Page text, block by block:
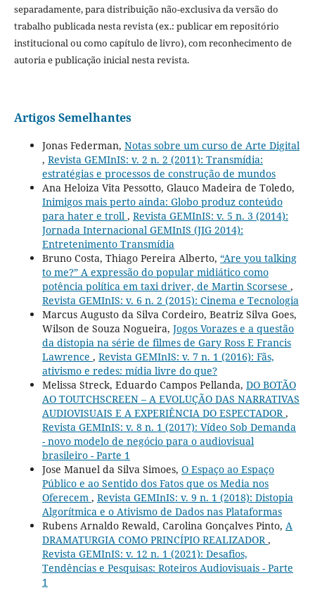
separadamente, para distribuição não-exclusiva da versão do
trabalho publicada nesta revista (ex.: publicar em repositório
institucional ou como capítulo de livro), com reconhecimento de
autoria e publicação inicial nesta revista.
Artigos Semelhantes
Jonas Federman, Notas sobre um curso de Arte Digital
, Revista GEMInIS: v. 2 n. 2 (2011): Transmídia:
estratégias e processos de construção de mundos
Ana Heloiza Vita Pessotto, Glauco Madeira de Toledo,
Inimigos mais perto ainda: Globo produz conteúdo
para hater e troll , Revista GEMInIS: v. 5 n. 3 (2014):
Jornada Internacional GEMInIS (JIG 2014):
Entretenimento Transmídia
Bruno Costa, Thiago Pereira Alberto, “Are you talking
to me?” A expressão do popular midiático como
potência política em taxi driver, de Martin Scorsese ,
Revista GEMInIS: v. 6 n. 2 (2015): Cinema e Tecnologia
Marcus Augusto da Silva Cordeiro, Beatriz Silva Goes,
Wilson de Souza Nogueira, Jogos Vorazes e a questão
da distopia na série de filmes de Gary Ross E Francis
Lawrence , Revista GEMInIS: v. 7 n. 1 (2016): Fãs,
ativismo e redes: mídia livre do que?
Melissa Streck, Eduardo Campos Pellanda, DO BOTÃO
AO TOUTCHSCREEN – A EVOLUÇÃO DAS NARRATIVAS
AUDIOVISUAIS E A EXPERIÊNCIA DO ESPECTADOR,
Revista GEMInIS: v. 8 n. 1 (2017): Vídeo Sob Demanda
- novo modelo de negócio para o audiovisual
brasileiro - Parte 1
Jose Manuel da Silva Simoes, O Espaço ao Espaço
Público e ao Sentido dos Fatos que os Media nos
Oferecem , Revista GEMInIS: v. 9 n. 1 (2018): Distopia
Algorítmica e o Ativismo de Dados nas Plataformas
Rubens Arnaldo Rewald, Carolina Gonçalves Pinto, A
DRAMATURGIA COMO PRINCÍPIO REALIZADOR,
Revista GEMInIS: v. 12 n. 1 (2021): Desafios,
Tendências e Pesquisas: Roteiros Audiovisuais - Parte
1